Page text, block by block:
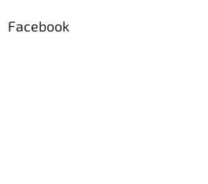
Facebook